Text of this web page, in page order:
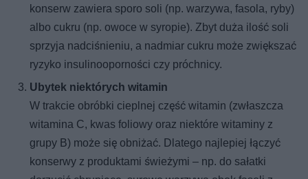
konserw zawiera sporo soli (np. warzywa, fasola, ryby)
albo cukru (np. owoce w syropie). Zbyt duża ilość soli
sprzyja nadciśnieniu, a nadmiar cukru może zwiększać
ryzyko insulinooporności czy próchnicy.
Ubytek niektórych witamin
W trakcie obróbki cieplnej część witamin (zwłaszcza
witamina C, kwas foliowy oraz niektóre witaminy z
grupy B) może się obniżać. Dlatego najlepiej łączyć
konserwy z produktami świeżymi – np. do sałatki